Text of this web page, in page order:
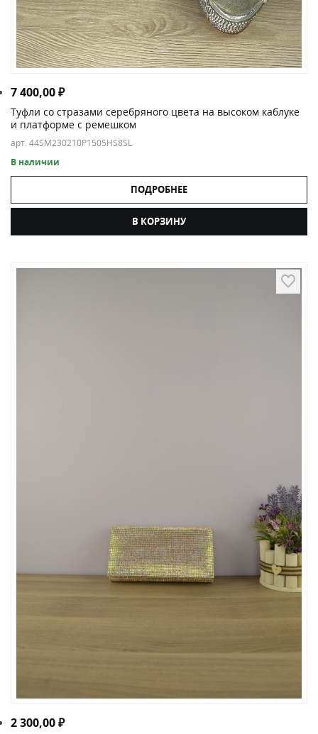
7 400,00₽
Туфли со стразами серебряного цвета на высоком каблуке
и платформе с ремешком
арт. 44SM230210P1505HS8SL
В наличии
ПОДРОБНЕЕ
В КОРЗИНУ
2 300,00₽